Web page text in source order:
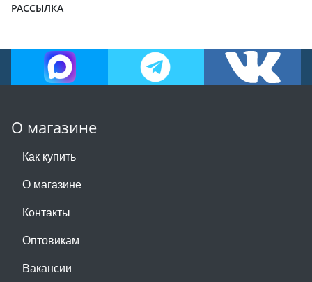
РАССЫЛКА
О магазине
Как купить
О магазине
Контакты
Оптовикам
Вакансии